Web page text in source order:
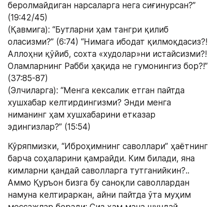
беролмайдиган нарсаларга нега сиғинурсан?”
(19:42/45)
(Қавмига): “Бутларни ҳам тангри қилиб
оласизми?” (6:74) “Нимага ибодат қилмоқдасиз?!
Аллоҳни қўйиб, сохта «худолар»ни истайсизми?!
Оламларнинг Рабби ҳақида не гумонингиз бор?!”
(37:85-87)
(Элчиларга): “Менга кексалик етган пайтда
хушхабар келтирдингизми? Энди менга
ниманинг ҳам хушхабарини етказар
эдингизлар?” (15:54)
Кўряпмизки, “Иброҳимнинг саволлари” ҳаётнинг
барча соҳаларини қамрайди. Ким билади, яна
кимларни қандай саволларга тутганийкин?..
Аммо Қуръон бизга бу саноқли саволлардан
намуна келтираркан, айни пайтда ўта муҳим